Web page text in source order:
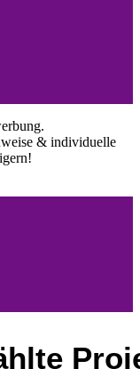
& individuelle